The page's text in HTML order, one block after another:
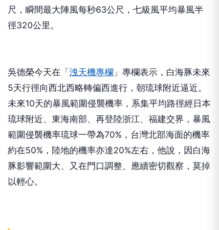
尺，瞬間最大陣風每秒63公尺，七級風平均暴風半
徑320公里。
吳德榮今天在「 洩天機專欄 」專欄表示，白海豚未來
5天行徑向西北西略轉偏西進行，朝琉球附近逼近。
未來10天的暴風範圍侵襲機率，系集平均路徑經日本
琉球附近、東海南部、再登陸浙江、福建交界，暴風
範圍侵襲機率琉球一帶為70%，台灣北部海面的機率
約在50%，陸地的機率亦達20%左右，他說，因白海
豚影響範圍大、又在門口調整、應續密切觀察，莫掉
以輕心。